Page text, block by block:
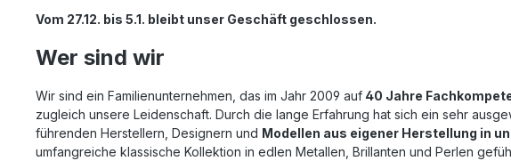
Vom 27.12. bis 5.1. bleibt unser Geschäft geschlossen.
Wer sind wir
Wir sind ein Familienunternehmen, das im Jahr 2009 auf 40 Jahre
zugleich unsere Leidenschaft. Durch die lange Erfahrung hat sich ein sehr
führenden Herstellern, Designern und Modellen aus eigener Herstellung in
umfangreiche klassische Kollektion in edlen Metallen, Brillanten und Perlen